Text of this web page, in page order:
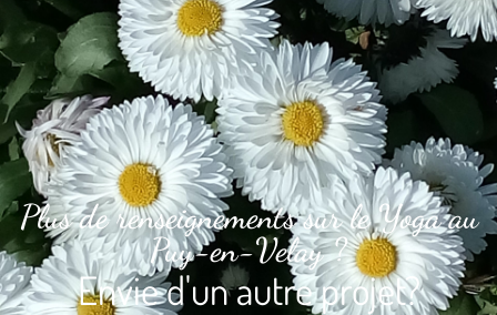
Plus de renseignements sur le Yoga au
Puy-en-Velay ?
Envie d'un autre projet?